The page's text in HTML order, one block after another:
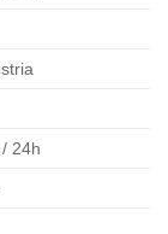
24h